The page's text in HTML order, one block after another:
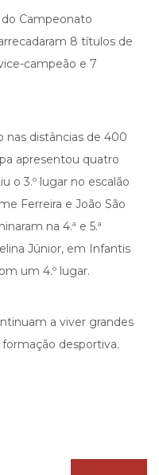
Campeonato
8 títulos de
campeão e 7
nas distâncias de 400
apresentou quatro
o 3.º lugar no escalão
Ferreira e João São
na 4.ª e 5.ª
Júnior, em Infantis
um 4.º lugar.
a viver grandes
desportiva.